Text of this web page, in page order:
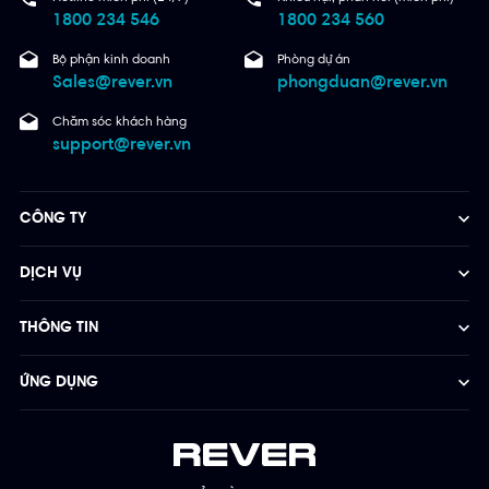
1800 234 546 1800 234 560
Bộ phận kinh doanh
Sales@rever.vn
Phòng dự án
phongduan@rever.vn
Chăm sóc khách hàng
support@rever.vn
CÔNG TY
DỊCH VỤ
THÔNG TIN
ỨNG DỤNG